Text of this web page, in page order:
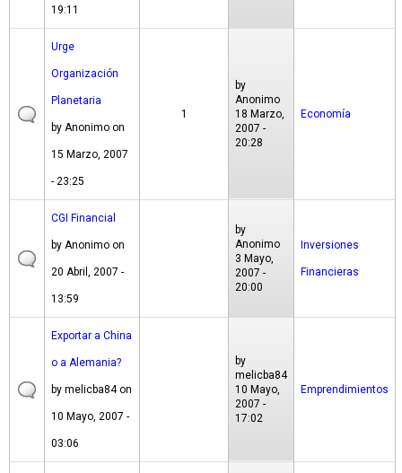
19:11
Urge
Organización
Planetaria
by Anonimo on
15 Marzo, 2007
- 23:25
1
by
Anonimo
18 Marzo,
2007 -
20:28
Economía
CGI Financial
by Anonimo on
20 Abril, 2007 -
13:59
by
Anonimo
3 Mayo,
2007 -
20:00
Inversiones
Financieras
Exportar a China
o a Alemania?
by melicba84on
10 Mayo, 2007 -
03:06
by
melicba84
10 Mayo,
2007 -
17:02
Emprendimientos